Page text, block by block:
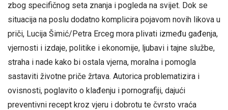
zbog specifičnog seta znanja i pogleda na svijet. Dok se
situacija na poslu dodatno komplicira pojavom novih likova u
priči, Lucija Šimić/Petra Erceg mora plivati između gađenja,
vjernosti i izdaje, politike i ekonomije, ljubavi i tajne službe,
straha i nade kako bi ostala vjerna, moralna i pomogla
sastaviti životne priče žrtava. Autorica problematizira i
ovisnosti, poglavito o klađenju i pornografiji, dajući
preventivni recept kroz vjeru i dobrotu te čvrsto vraća